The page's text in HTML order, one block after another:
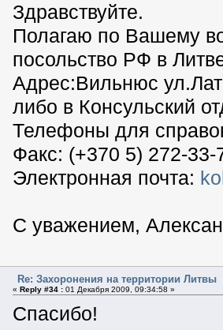
Здравствуйте.
Полагаю по Вашему
посольство РФ в
Адрес:Вильнюс
либо в Консульский
Телефоны для
Факс: (+370 5) 272-33-
Электронная почта:
С уважением,
Re: Захоронения на территории Литвы
« Reply #34 :01 Декабря 2009, 09:34:58 »
Спасибо!